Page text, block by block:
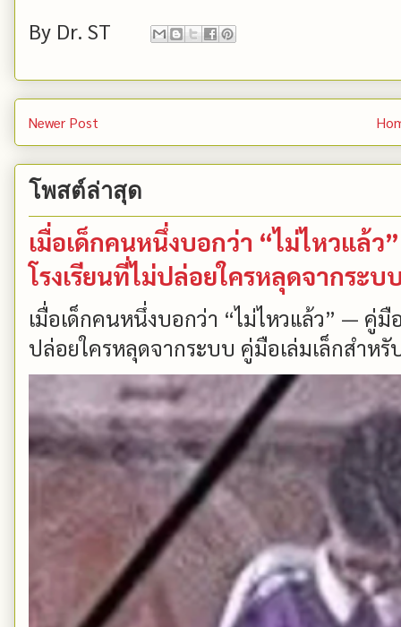
By Dr. ST
Newer Post
โพสต์ล่าสุด
เมื่อเด็กคนหนึ่งบอกว่า “ไม่ไหวแล้
โรงเรียนที่ไม่ปล่อยใครหลุดจากระบ
เมื่อเด็กคนหนึ่งบอกว่า “ไม่ไหวแล้ว” — คู่
ปล่อยใครหลุดจากระบบ คู่มือเล่มเล็กสำหรั